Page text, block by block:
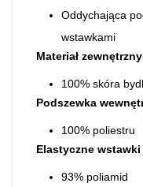
Oddychająca
wstawkami
Materiał zewnętrzny
100% skóra
Podszewka
100% poliestru
Elastyczne wstawki
93% poliamid